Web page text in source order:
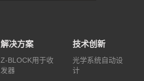
解决方案
Z-BLOCK用于收
发器
技术创新
光学系统自动设
计